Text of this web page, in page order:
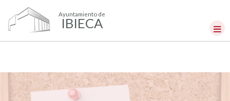
Ayuntamiento de
IBIECA